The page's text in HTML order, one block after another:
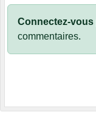
Connectez-vous
commentaires.